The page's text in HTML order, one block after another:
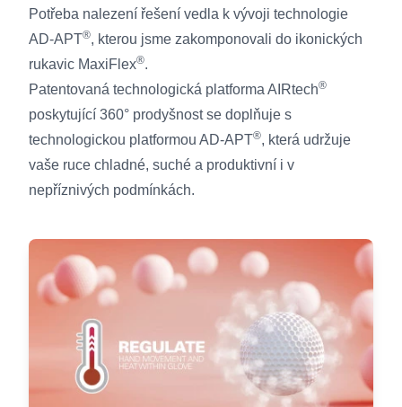
Potřeba nalezení řešení vedla k vývoji technologie
AD-APT®, kterou jsme zakomponovali do ikonických
rukavic MaxiFlex®.
Patentovaná technologická platforma AIRtech®
poskytující 360° prodyšnost se doplňuje s
technologickou platformou AD-APT®, která udržuje
vaše ruce chladné, suché a produktivní i v
nepříznivých podmínkách.